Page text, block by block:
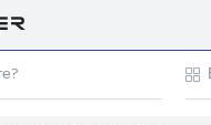
Регістрація